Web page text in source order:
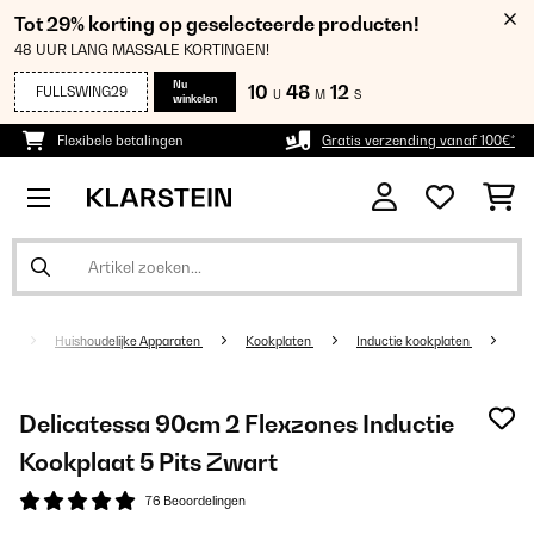
Tot 29% korting op geselecteerde producten!
48 UUR LANG MASSALE KORTINGEN!
FULLSWING29
Nu
winkelen
10 U 48 M 12 S
Flexibele betalingen Gratis verzending vanaf 100€*
Huishoudelijke Apparaten Kookplaten Inductie kookplaten
Delicatessa 90cm 2 Flexzones Inductie
Kookplaat 5 Pits Zwart
76 Beoordelingen